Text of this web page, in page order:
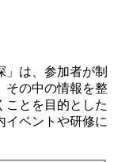
」は、参加者が制
その中の情報を整
ことを目的とした
イベントや研修に